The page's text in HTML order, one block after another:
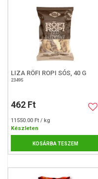
LIZA RÖFI ROPI SÓS, 40 G
23495
462 Ft
11550.00 Ft / kg
Készleten
KOSÁRBA TESZEM